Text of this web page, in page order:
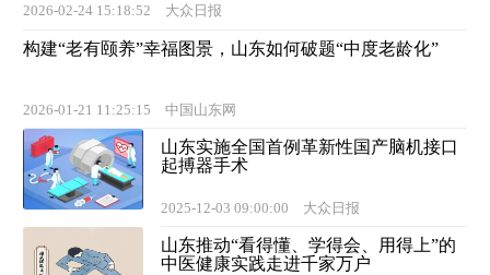
2026-02-24 15:18:52 大众日报
构建“老有颐养”幸福图景，山东如何破题“中度老龄化”
2026-01-21 11:25:15 中国山东网
山东实施全国首例革新性国产脑机接口
起搏器手术
2025-12-03 09:00:00 大众日报
山东推动“看得懂、学得会、用得上”的
中医健康实践走进千家万户